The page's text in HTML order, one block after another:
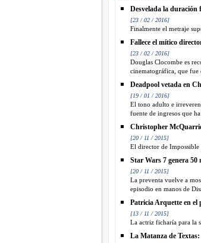
Desvelada la
[23 / 02 / 2016]
Finalmente el metraje
Fallece el mítico
[23 / 02 / 2016]
Douglas Clocombe es
cinematográfica, que fue
Deadpool vetada en
[19 / 01 / 2016]
El tono adulto e
fuente de ingresos que
Christopher
[20 / 11 / 2015]
El director de Impossible
Star Wars 7 genera 50
[20 / 11 / 2015]
La preventa vuelve a
episodio en manos de
Patricia Arquette en el
[13 / 11 / 2015]
La actriz ficharía para la
La Matanza de